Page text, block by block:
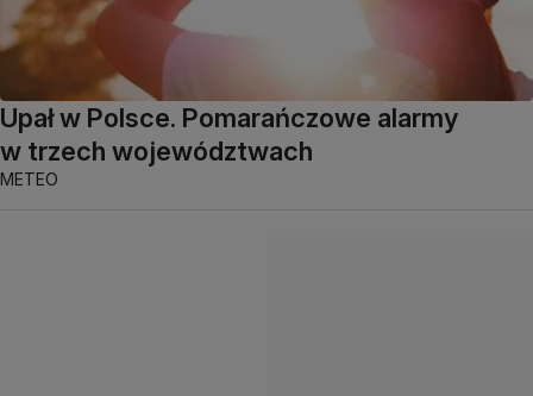
Upał w Polsce. Pomarańczowe alarmy
w trzech województwach
METEO